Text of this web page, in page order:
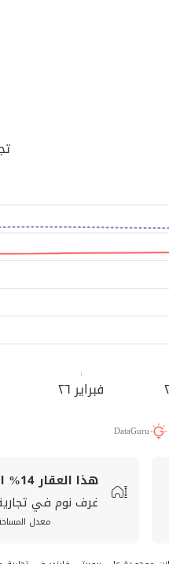
فبراير ٢٦
DataGuru
هذا العقار14%
غرف نوم في
معدل